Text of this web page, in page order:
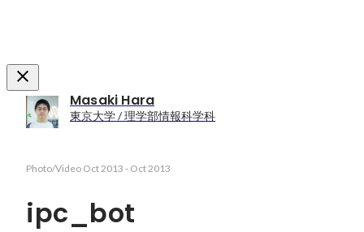
Masaki Hara
東京大学 / 理学部情報科学科
Photo/Video Oct 2013 - Oct 2013
ipc_bot